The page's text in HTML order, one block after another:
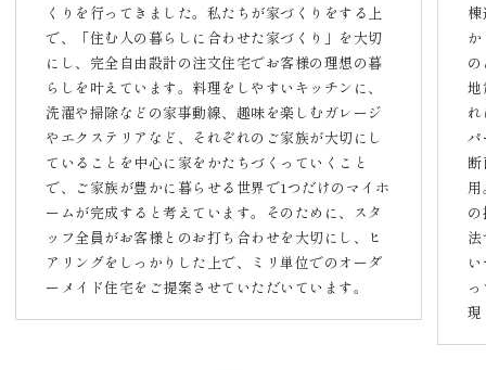
くりを行ってきました。私たちが家づくりをする上
で、「住む人の暮らしに合わせた家づくり」を大切
にし、完全自由設計の注文住宅でお客様の理想の暮
らしを叶えています。料理をしやすいキッチンに、
洗濯や掃除などの家事動線、趣味を楽しむガレージ
やエクステリアなど、それぞれのご家族が大切にし
ていることを中心に家をかたちづくっていくこと
で、ご家族が豊かに暮らせる世界で1つだけのマイホ
ームが完成すると考えています。そのために、スタ
ッフ全員がお客様とのお打ち合わせを大切にし、ヒ
アリングをしっかりした上で、ミリ単位でのオーダ
ーメイド住宅をご提案させていただいています。
地
現